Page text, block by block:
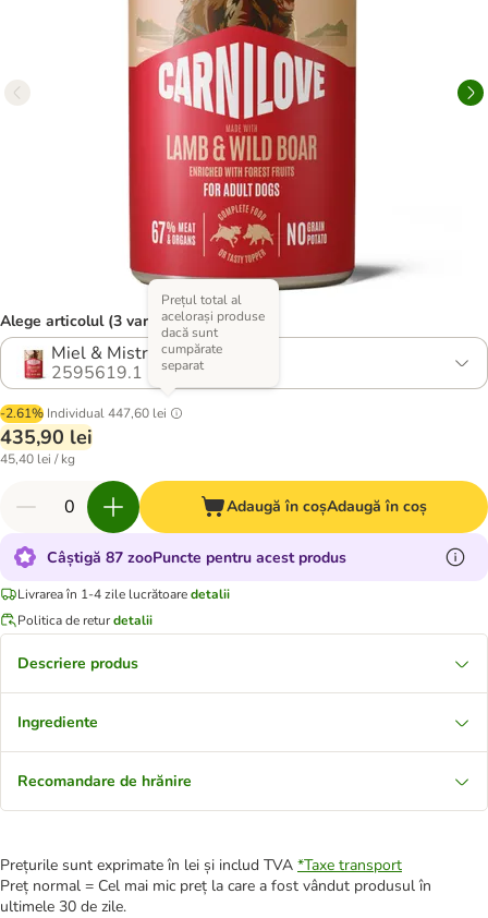
Alege articolul (3 variante)
Miel & Mistreț
2595619.1
-2.61% Individual447,60 lei
Prețul total al
acelorași produse
dacă sunt
cumpărate
separat
435,90 lei
45,40 lei / kg
Adaugă în coșAdaugă în coș
Câștigă 87 zooPuncte pentru acest produs
Livrarea în 1-4 zile lucrătoaredetalii
Politica de returdetalii
Descriere produs
Ingrediente
Recomandare de hrănire
Prețurile sunt exprimate în lei și includ TVA *Taxe transport
Preț normal = Cel mai mic preț la care a fost vândut produsul în
ultimele 30 de zile.